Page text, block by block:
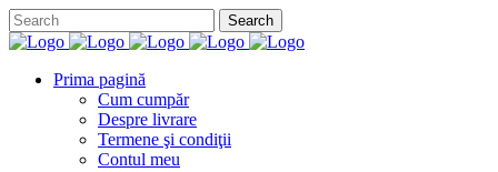
Prima pagină
Cum cumpăr
Despre livrare
Termene şi condiţii
Contul meu